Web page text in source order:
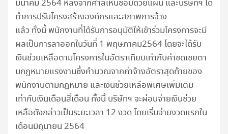
มีนาคม 2564 หลังจากศาลเห็นชอบด้วยแผน และบริษัทฯ ได้
ทำการปรับโครงสร้างองค์กรและสภาพการจ้าง
แล้ว ทั้งนี้ พนักงานที่ได้รับการอนุมัติให้เข้าร่วมโครงการจะมี
ผลเป็นการลาออกในวันที่ 1 พฤษภาคม2564 โดยจะได้รับ
เงินช่วยเหลือตามโครงการในอัตราเทียบเท่ากับค่าชดเชยตา
มกฏหมายแรงงานซึ่งคำนวณจากค่าจ้างอัตราสุดท้ายของ
พนักงานตามกฏหมาย และเงินช่วยเหลือพิเศษเพิ่มเติม
เท่ากับเงินเดือนสี่เดือน ทั้งนี้ บริษัทฯ จะผ่อนจ่ายเงินช่วย
เหลือดังกล่าวเป็นระยะเวลา 12 งวด โดยเริ่มจ่ายงวดแรกใน
เดือนมิถุนายน 2564